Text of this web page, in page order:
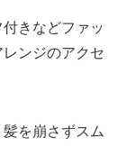
きなどファッ
ンジのアクセ
を崩さずスム